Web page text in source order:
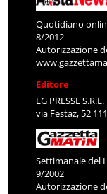
Quotidiano
8/2012
Autorizzazione
Editore
LG PRESSE S.R.L.
via Festaz, 52
Settimanale del
9/2002
Autorizzazione